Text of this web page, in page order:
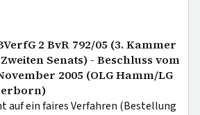
2 BvR 792/05 (3. Kammer
Senats) - Beschluss vom
2005 (OLG Hamm/LG
auf ein faires Verfahren (Bestellung